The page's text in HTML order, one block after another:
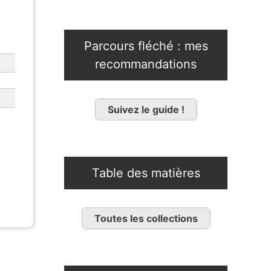
Parcours fléché : mes
recommandations
Suivez le guide !
Table des matières
Toutes les collections